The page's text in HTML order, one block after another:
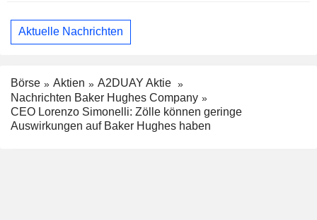
Aktuelle Nachrichten
Börse Aktien
A2DUAY Aktie
Nachrichten Baker Hughes Company
CEO Lorenzo Simonelli: Zölle können geringe
Auswirkungen auf Baker Hughes haben